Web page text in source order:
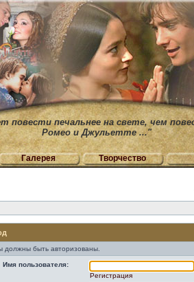
повести печальнее на свете, чем
Ромео и Джульетте ..."
Галерея Творчество
должны быть авторизованы.
Имя пользователя:
Регистрация